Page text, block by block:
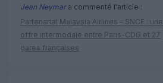
Jean Neymara commenté l'article :
Partenariat Malaysia Airlines – SNCF : une
offre intermodale entre Paris-CDG et 27
gares françaises